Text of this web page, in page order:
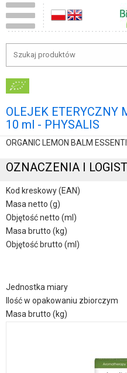
OLEJEK ETERYCZNY
10 ml - PHYSALIS
ORGANIC LEMON BALM
OZNACZENIA I
Kod kreskowy (EAN)
Masa netto (g)
Objętość netto (ml)
Masa brutto (kg)
Objętość brutto (ml)
Jednostka miary
Ilość w opakowaniu zbiorczym
Masa brutto (kg)